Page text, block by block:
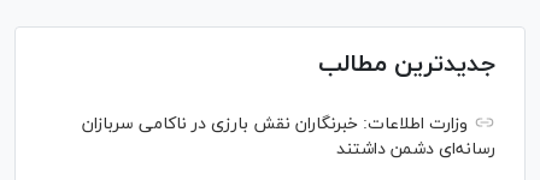
جدیدترین مطالب
وزارت اطلاعات: خبرنگاران نقش بارزی در ناکامی سربازان
رسانه‌ای دشمن داشتند